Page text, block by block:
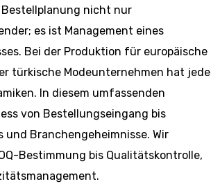
nicht nur
es ist Management eines
Bei der Produktion für europäische
türkische Modeunternehmen hat jede
In diesem umfassenden
von Bestellungseingang bis
Branchengeheimnisse. Wir
Bestimmung bis Qualitätskontrolle,